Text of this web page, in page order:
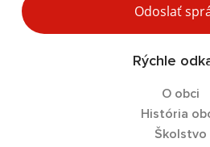
Odoslať
Rýchle
O obci
História
Školstvo